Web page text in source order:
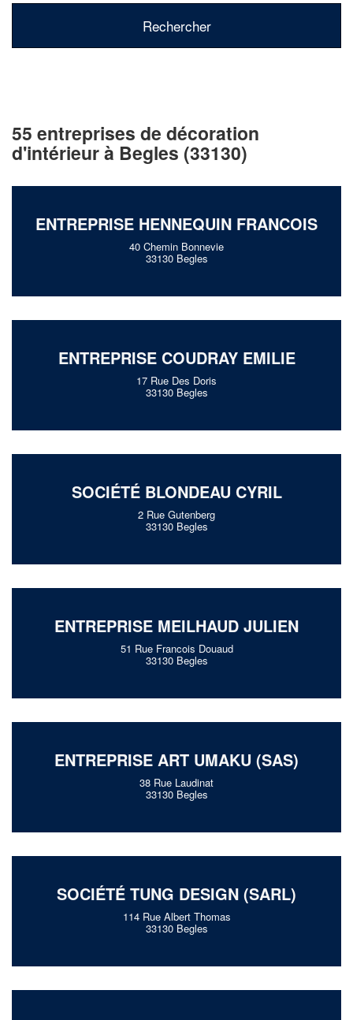
55 entreprises de décoration
d'intérieur à Begles (33130)
ENTREPRISE HENNEQUIN FRANCOIS
40 Chemin Bonnevie
33130 Begles
ENTREPRISE COUDRAY EMILIE
17 Rue Des Doris
33130 Begles
SOCIÉTÉ BLONDEAU CYRIL
2 Rue Gutenberg
33130 Begles
ENTREPRISE MEILHAUD JULIEN
51 Rue Francois Douaud
33130 Begles
ENTREPRISE ART UMAKU (SAS)
38 Rue Laudinat
33130 Begles
SOCIÉTÉ TUNG DESIGN (SARL)
114 Rue Albert Thomas
33130 Begles